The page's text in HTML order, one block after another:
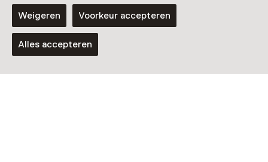
Weigeren Voorkeur accepteren
Alles accepteren
Speurtocht
Bezoek Huis Bartolotti met